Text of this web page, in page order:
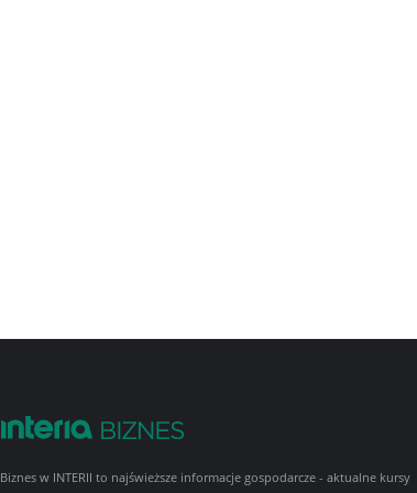
Biznes w INTERII to najświeższe informacje gospodarcze - aktualne kursy